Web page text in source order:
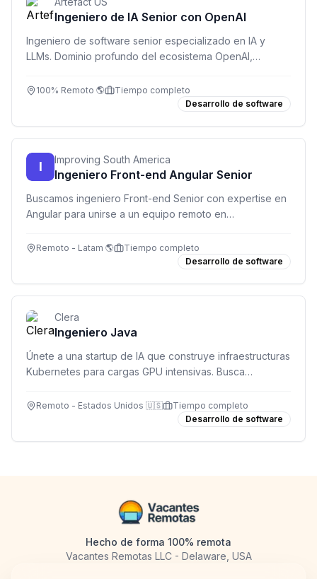
Ingeniero de IA Senior con OpenAI
Ingeniero de software senior especializado en IA y
LLMs. Dominio profundo del ecosistema OpenAI,
producción. Inglés fluido C1/C2 obligatorio.
100% Remoto 🌎
Tiempo completo
Desarrollo de software
I Improving South America
Ingeniero Front-end Angular Senior
Buscamos ingeniero Front-end Senior con expertise en
Angular para unirse a un equipo remoto en
RxJS obligatorio.
Remoto - Latam 🌎
Tiempo completo
Desarrollo de software
Clera
Ingeniero Java
Únete a una startup de IA que construye infraestructuras
Kubernetes para cargas GPU intensivas. Busca
backend robustos.
Remoto - Estados Unidos 🇺🇸
Tiempo completo
Desarrollo de software
Hecho de forma 100% remota
Vacantes Remotas LLC - Delaware, USA